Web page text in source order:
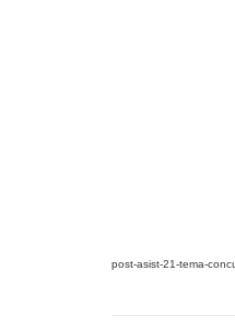
post-asist-21-tema-